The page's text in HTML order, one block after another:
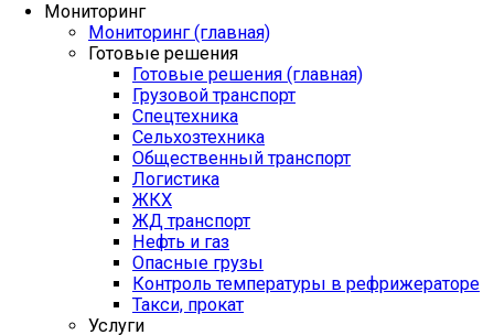
Мониторинг
Мониторинг (главная)
Готовые решения
Готовые решения (главная)
Грузовой транспорт
Спецтехника
Сельхозтехника
Общественный транспорт
Логистика
ЖКХ
ЖД транспорт
Нефть и газ
Опасные грузы
Контроль температуры в рефрижераторе
Такси, прокат
Услуги